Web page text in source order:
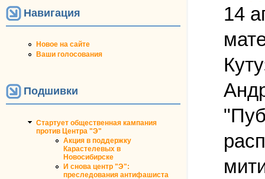
Навигация
Новое на сайте
Ваши голосования
Подшивки
Стартует общественная кампания
против Центра "Э"
Акция в поддержку
Карастелевых в
Новосибирске
И снова центр "Э":
преследования антифашиста
14